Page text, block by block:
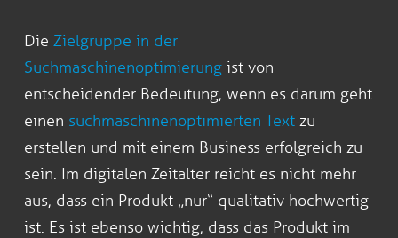
Die Zielgruppe in der
Suchmaschinenoptimierung ist von
entscheidender Bedeutung, wenn es darum geht
einen suchmaschinenoptimierten Text zu
erstellen und mit einem Business erfolgreich zu
sein. Im digitalen Zeitalter reicht es nicht mehr
aus, dass ein Produkt „nur“ qualitativ hochwertig
ist. Es ist ebenso wichtig, dass das Produkt im